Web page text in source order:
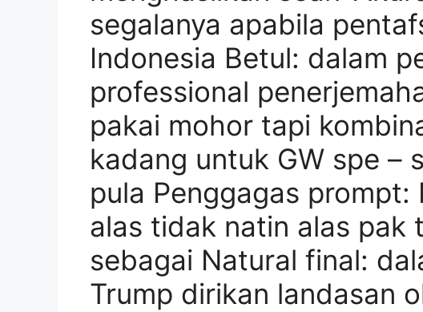
segalanya apabila
Indonesia Betul: dalam
professional
pakai mohor tapi
kadang untuk GW spe –
pula Penggagas
alas tidak natin alas
sebagai Natural final:
Trump dirikan landasan